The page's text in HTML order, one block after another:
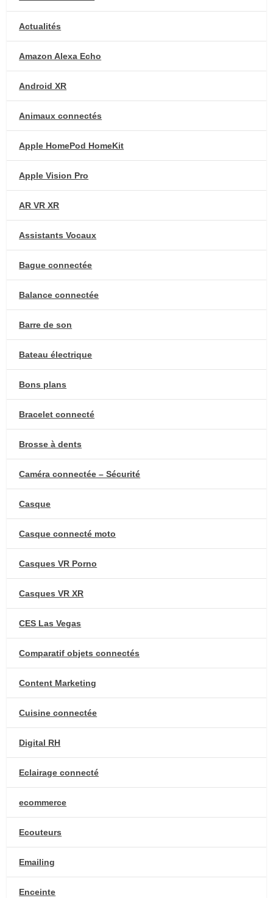
Actualités
Amazon Alexa Echo
Android XR
Animaux connectés
Apple HomePod HomeKit
Apple Vision Pro
AR VR XR
Assistants Vocaux
Bague connectée
Balance connectée
Barre de son
Bateau électrique
Bons plans
Bracelet connecté
Brosse à dents
Caméra connectée – Sécurité
Casque
Casque connecté moto
Casques VR Porno
Casques VR XR
CES Las Vegas
Comparatif objets connectés
Content Marketing
Cuisine connectée
Digital RH
Eclairage connecté
ecommerce
Ecouteurs
Emailing
Enceinte